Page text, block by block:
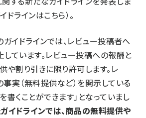
ドラインはこちら） 。
ガイドラインでは、レビュー投稿者へ
ています。レビュー投稿への報酬と
や割り引きに限り許可します。レ
実（無料提供など）を開示している
書くことができます」となっていまし
イドラインでは、商品の無料提供や